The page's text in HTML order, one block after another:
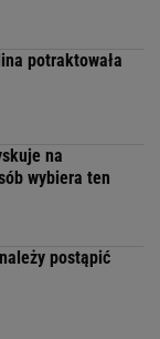
potraktowała
na
wybiera ten
postąpić